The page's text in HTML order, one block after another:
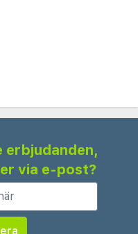
erbjudanden,
via e-post?